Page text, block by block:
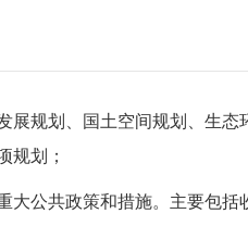
展规划、国土空间规划、生
规划；
大公共政策和措施。主要包